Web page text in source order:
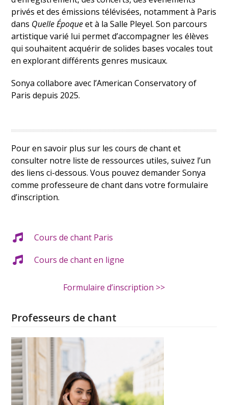
privés et des émissions télévisées, notamment à Paris
dans Quelle Époqueet à la Salle Pleyel. Son parcours
artistique varié lui permet d’accompagner les élèves
qui souhaitent acquérir de solides bases vocales tout
en explorant différents genres musicaux.
Sonya collabore avec l’American Conservatory of
Paris depuis 2025.
Pour en savoir plus sur les cours de chant et
consulter notre liste de ressources utiles, suivez l’un
des liens ci-dessous. Vous pouvez demander Sonya
comme professeure de chant dans votre formulaire
d’inscription.
Cours de chant Paris
Cours de chant en ligne
Formulaire d’inscription >>
Professeurs de chant